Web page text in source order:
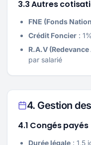
3.3 Autres
FNE (Fonds
Crédit Foncier :
R.A.V
par salarié
4. Gestion
4.1 Congés payés
Durée légale : 1,5